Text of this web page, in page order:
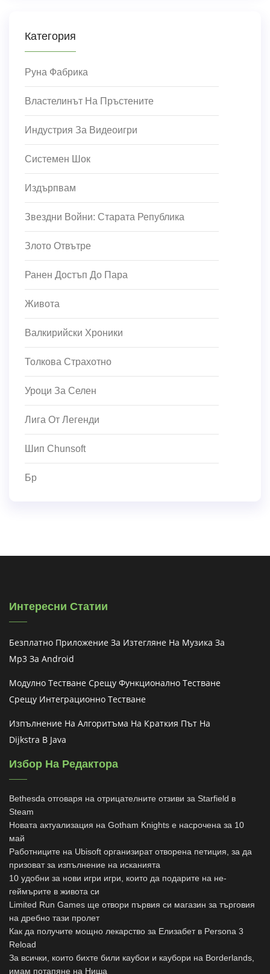
Категория
Руна Фабрика
Властелинът На Пръстените
Индустрия За Видеоигри
Системен Шок
Издърпвам
Звездни Войни: Старата Република
Злото Отвътре
Ранен Достъп До Пара
Живота
Валкирийски Хроники
Толкова Страхотно
Уроци За Селен
Лига От Легенди
Шип Chunsoft
Бр
Интересни Статии
Безплатно Приложение За Изтегляне На Музика За
Mp3 За Android
Модулно Тестване Срещу Функционално Тестване
Срещу Интеграционно Тестване
Изпълнение На Алгоритъма На Краткия Път На
Dijkstra В Java
Избор На Редактора
Bethesda отговаря на отрицателните отзиви за Starfield в
Steam
Новата актуализация на Gotham Knights е насрочена за 10
май
Работниците на Ubisoft организират отворена петиция, за да
призоват за изпълнение на исканията
10 удобни за нови игри игри, които да подарите на не-
геймърите в живота си
Limited Run Games ще отвори първия си магазин за търговия
на дребно тази пролет
Как да получите мощно лекарство за Елизабет в Persona 3
Reload
За всички, които бихте били каубои и каубори на Borderlands,
имам потапяне на Ниша